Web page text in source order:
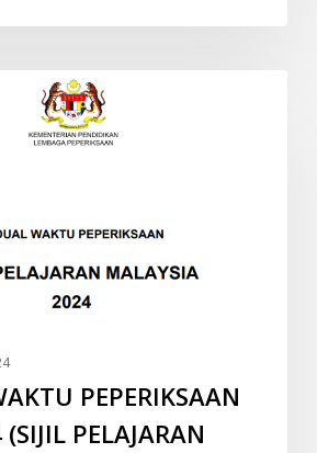
PEPERIKSAAN
PELAJARAN